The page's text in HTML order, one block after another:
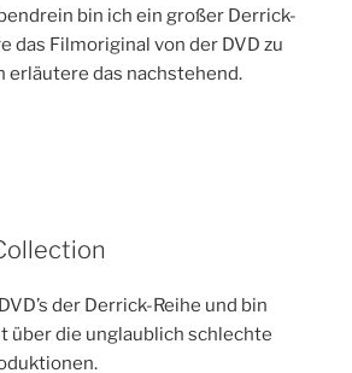
bin ich ein großer Derrick-
das Filmoriginal von der DVD zu
erläutere das nachstehend.
der Derrick-Reihe und bin
über die unglaublich schlechte